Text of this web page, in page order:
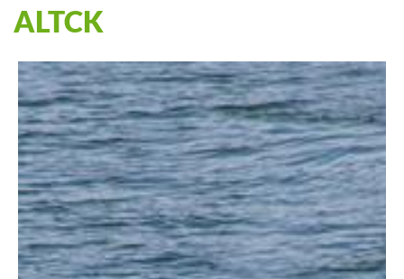
ALTCK